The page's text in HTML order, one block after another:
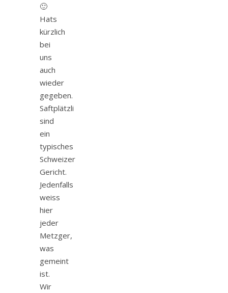
🙂
Hats
kürzlich
bei
uns
auch
wieder
gegeben.
Saftplätzli
sind
ein
typisches
Schweizer
Gericht.
Jedenfalls
weiss
hier
jeder
Metzger,
was
gemeint
ist.
Wir